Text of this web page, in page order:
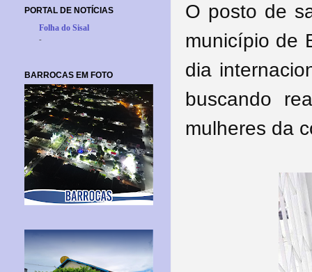
O posto de
município de
dia
buscando
mulheres da
PORTAL DE NOTÍCIAS
Folha do Sisal
-
BARROCAS EM FOTO